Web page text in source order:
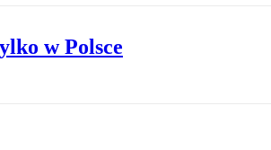
w Polsce